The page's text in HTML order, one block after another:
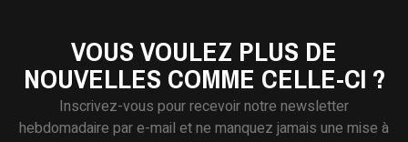
VOUS VOULEZ PLUS DE
NOUVELLES COMME CELLE-CI ?
Inscrivez-vous pour recevoir notre newsletter
hebdomadaire par e-mail et ne manquez jamais une mise à